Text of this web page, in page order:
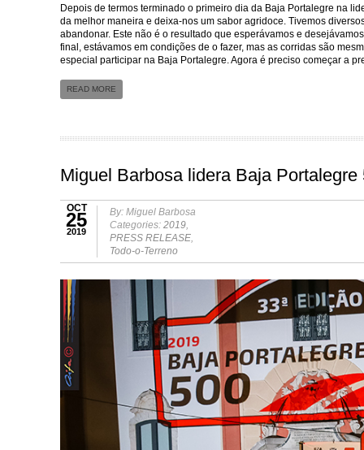
Depois de termos terminado o primeiro dia da Baja Portalegre na
da melhor maneira e deixa-nos um sabor agridoce. Tivemos
abandonar. Este não é o resultado que esperávamos e
final, estávamos em condições de o fazer, mas as corridas são
especial participar na Baja Portalegre. Agora é preciso começar a
READ MORE
Miguel Barbosa lidera Baja Portalegre
OCT
25
2019
By: Miguel Barbosa
Categories: 2019,
PRESS RELEASE,
Todo-o-Terreno